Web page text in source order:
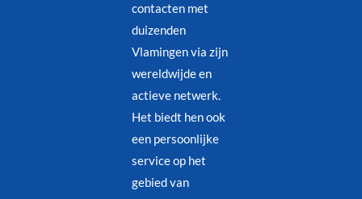
contacten met
duizenden
Vlamingen via zijn
wereldwijde en
actieve netwerk.
Het biedt hen ook
een persoonlijke
service op het
gebied van